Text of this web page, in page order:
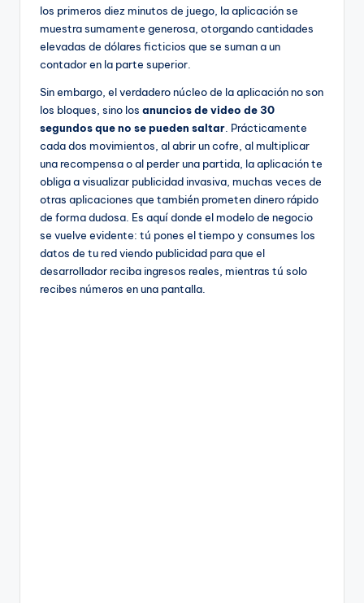
los primeros diez minutos de juego, la aplicación se
muestra sumamente generosa, otorgando cantidades
elevadas de dólares ficticios que se suman a un
contador en la parte superior.
Sin embargo, el verdadero núcleo de la aplicación no son
los bloques, sino los anuncios de video de 30
segundos que no se pueden saltar . Prácticamente
cada dos movimientos, al abrir un cofre, al multiplicar
una recompensa o al perder una partida, la aplicación te
obliga a visualizar publicidad invasiva, muchas veces de
otras aplicaciones que también prometen dinero rápido
de forma dudosa. Es aquí donde el modelo de negocio
se vuelve evidente: tú pones el tiempo y consumes los
datos de tu red viendo publicidad para que el
desarrollador reciba ingresos reales, mientras tú solo
recibes números en una pantalla.